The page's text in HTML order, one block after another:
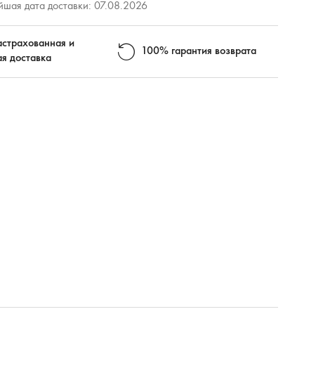
дата доставки: 07.08.2026
и
доставка
100% гарантия возврата